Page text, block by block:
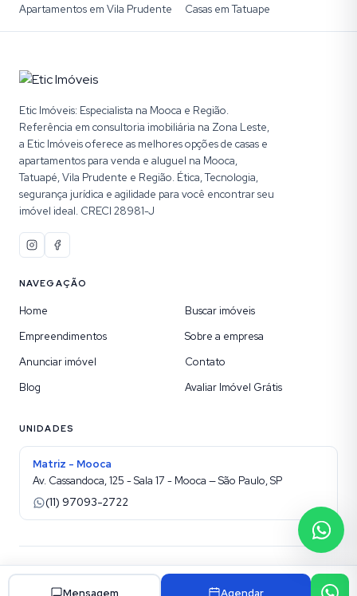
Mensagem Agendar
Apartamentos em Vila Prudente
Casas em Tatuape
Etic Imóveis: Especialista na Mooca e Região.
Referência em consultoria imobiliária na Zona Leste,
a Etic Imóveis oferece as melhores opções de casas e
apartamentos para venda e aluguel na Mooca,
Tatuapé, Vila Prudente e Região. Ética, Tecnologia,
segurança jurídica e agilidade para você encontrar seu
imóvel ideal. CRECI 28981-J
NAVEGAÇÃO
Home
Buscar imóveis
Empreendimentos
Sobre a empresa
Anunciar imóvel
Contato
Blog
Avaliar Imóvel Grátis
UNIDADES
Matriz - Mooca
Av. Cassandoca, 125 - Sala 17 - Mooca — São Paulo, SP
(11) 97093-2722
©2026Etic Imóveis sua Imobiliária na Mooca. Todos os direitos reservados.
Site para imobiliárias Superadmin